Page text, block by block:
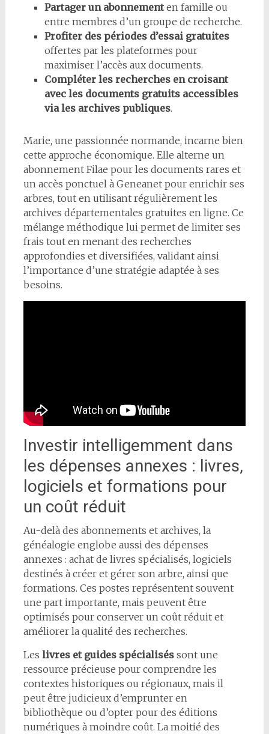
Partager un abonnementen famille ou
entre membres d’un groupe de recherche.
Profiter des périodes d’essai gratuites
offertes par les plateformes pour
maximiser l’accès aux documents.
Compléter les recherches en croisant
avec les documents gratuits accessibles
via les archives publiques.
Marie, une passionnée normande, incarne bien
cette approche économique. Elle alterne un
abonnement Filae pour les documents rares et
un accès ponctuel à Geneanet pour enrichir ses
arbres, tout en utilisant régulièrement les
archives départementales gratuites en ligne. Ce
mélange méthodique lui permet de limiter ses
frais tout en menant des recherches
approfondies et diversifiées, validant ainsi
l’importance d’une stratégie adaptée à ses
besoins.
Investir intelligemment dans
les dépenses annexes : livres,
logiciels et formations pour
un coût réduit
Au-delà des abonnements et archives, la
généalogie englobe aussi des dépenses
annexes : achat de livres spécialisés, logiciels
destinés à créer et gérer son arbre, ainsi que
formations. Ces postes représentent souvent
une part importante, mais peuvent être
optimisés pour conserver un coût réduit et
améliorer la qualité des recherches.
Les livres et guides spécialiséssont une
ressource précieuse pour comprendre les
contextes historiques ou régionaux, mais il
peut être judicieux d’emprunter en
bibliothèque ou d’opter pour des éditions
numériques à moindre coût. La moitié des